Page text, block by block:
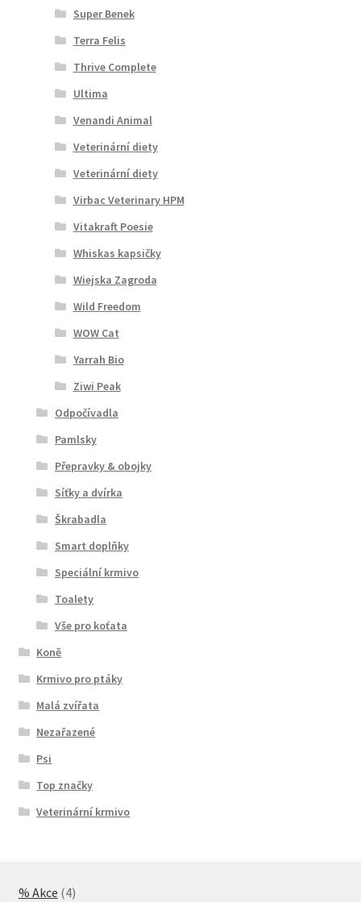
Super Benek
Terra Felis
Thrive Complete
Ultima
Venandi Animal
Veterinární diety
Veterinární diety
Virbac Veterinary HPM
Vitakraft Poesie
Whiskas kapsičky
Wiejska Zagroda
Wild Freedom
WOW Cat
Yarrah Bio
Ziwi Peak
Odpočívadla
Pamlsky
Přepravky & obojky
Síťky a dvírka
Škrabadla
Smart doplňky
Speciální krmivo
Toalety
Vše pro koťata
Koně
Krmivo pro ptáky
Malá zvířata
Nezařazené
Psi
Top značky
Veterinární krmivo
% Akce 44